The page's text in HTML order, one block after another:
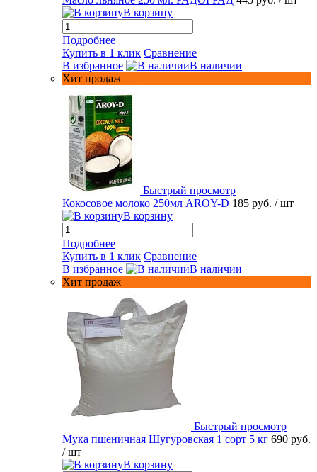
В корзину
Подробнее
Купить в 1 клик Сравнение
В избранное
В наличии
Хит продаж
Быстрый просмотр
Кокосовое молоко 250мл AROY-D 185 руб. / шт
В корзину
Подробнее
Купить в 1 клик Сравнение
В избранное
В наличии
Хит продаж
Быстрый просмотр
Мука пшеничная Шугуровская 1 сорт 5 кг 690 руб.
/ шт
В корзину